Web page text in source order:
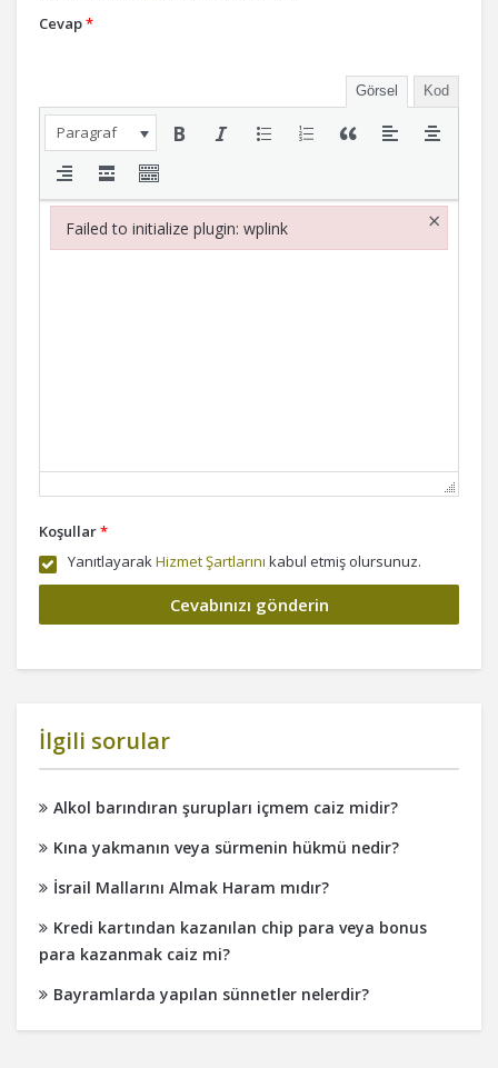
Cevap*
Görsel Kod
Paragraf
Koşullar*
YanıtlayarakHizmet Şartlarını kabul etmiş olursunuz.
İlgili sorular
Alkol barındıran şurupları içmem caiz midir?
Kına yakmanın veya sürmenin hükmü nedir?
İsrail Mallarını Almak Haram mıdır?
Kredi kartından kazanılan chip para veya bonus
para kazanmak caiz mi?
Bayramlarda yapılan sünnetler nelerdir?
Failed to initialize plugin: wplink ×
Failed to initialize plugin: wplink